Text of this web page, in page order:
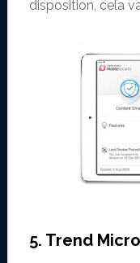
disposition, cela
5. Trend